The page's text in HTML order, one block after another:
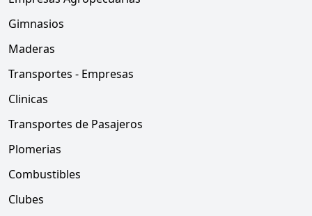
Gimnasios
Maderas
Transportes - Empresas
Clinicas
Transportes de Pasajeros
Plomerias
Combustibles
Clubes